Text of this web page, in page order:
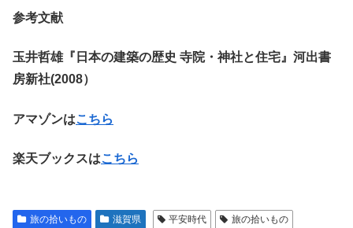
参考文献
玉井哲雄『日本の建築の歴史 寺院・神社と住宅』河出書
房新社(2008）
アマゾンはこちら
楽天ブックスはこちら
旅の拾いもの 滋賀県 平安時代 旅の拾いもの